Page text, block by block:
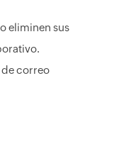
eliminen sus
de correo